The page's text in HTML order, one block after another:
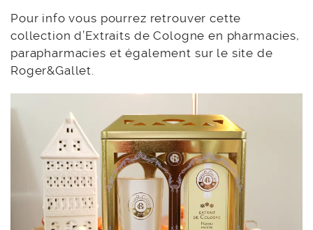
Pour info vous pourrez retrouver cette
collection d’Extraits de Cologne en pharmacies,
parapharmacies et également sur le site de
Roger&Gallet.